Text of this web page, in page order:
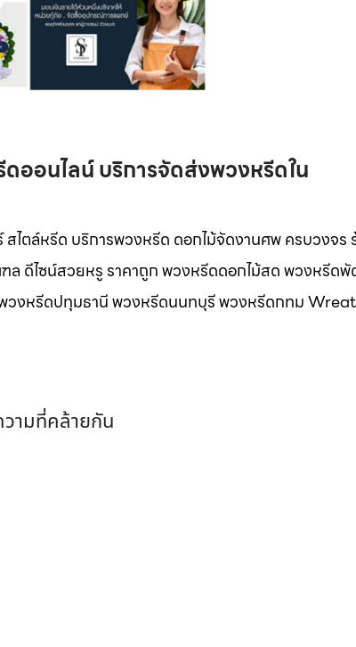
ออนไลน์ บริการจัดส่งพวงหรีดใน
ตล์หรีด บริการพวงหรีด ดอกไม้จัดงานศพ ครบวงจร
ล ดีไซน์สวยหรู ราคาถูก พวงหรีดดอกไม้สด พวงหรีด
วงหรีดปทุมธานี พวงหรีดนนทบุรี พวงหรีดกทม
ามที่คล้ายกัน